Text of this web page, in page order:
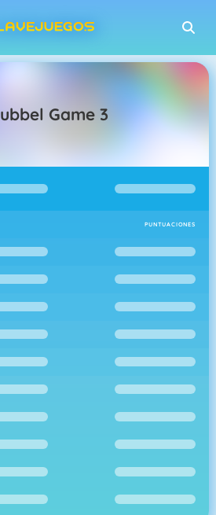
Bubbel Game 3
PUNTUACIONES